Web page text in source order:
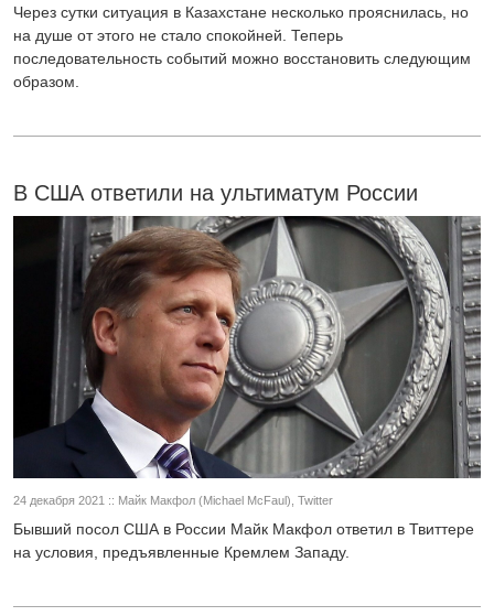
Через сутки ситуация в Казахстане несколько прояснилась, но
на душе от этого не стало спокойней. Теперь
последовательность событий можно восстановить следующим
образом.
В США ответили на ультиматум России
24 декабря 2021 :: Майк Макфол (Michael McFaul), Twitter
Бывший посол США в России Майк Макфол ответил в Твиттере
на условия, предъявленные Кремлем Западу.